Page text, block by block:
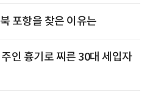
포항을 찾은 이유는
인 흉기로 찌른 30대 세입자